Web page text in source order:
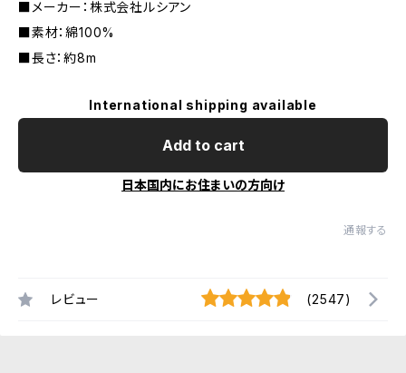
■メーカー：株式会社ルシアン
■素材：綿100%
■長さ：約8m
International shipping available
Add to cart
日本国内にお住まいの方向け
通報する
レビュー (2547)